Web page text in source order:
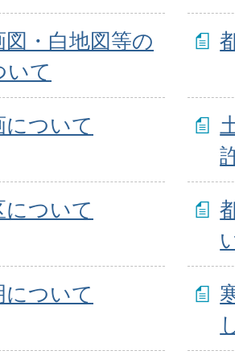
・白地図等の
いて
について
について
について